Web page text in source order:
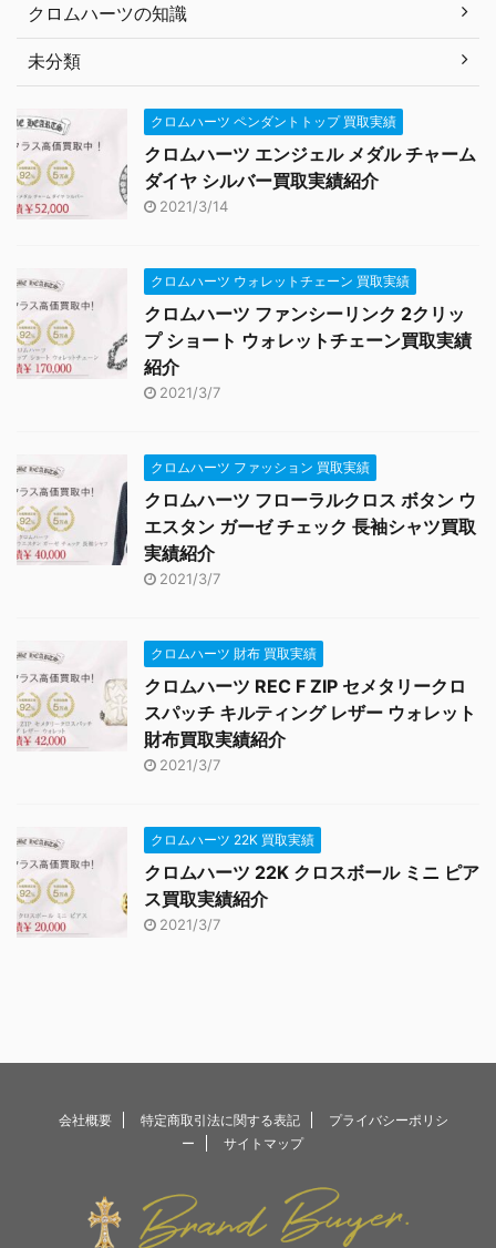
クロムハーツの知識
未分類
クロムハーツ ペンダントトップ 買取実績
クロムハーツ エンジェル メダル チャーム
ダイヤ シルバー買取実績紹介
2021/3/14
クロムハーツ ウォレットチェーン 買取実績
クロムハーツ ファンシーリンク 2クリッ
プ ショート ウォレットチェーン買取実績
紹介
2021/3/7
クロムハーツ ファッション 買取実績
クロムハーツ フローラルクロス ボタン ウ
エスタン ガーゼ チェック 長袖シャツ買取
実績紹介
2021/3/7
クロムハーツ 財布 買取実績
クロムハーツ REC F ZIP セメタリークロ
スパッチ キルティング レザー ウォレット
財布買取実績紹介
2021/3/7
クロムハーツ 22K 買取実績
クロムハーツ 22K クロスボール ミニ ピア
ス買取実績紹介
2021/3/7
会社概要 特定商取引法に関する表記
プライバシーポリシ
ー
サイトマップ